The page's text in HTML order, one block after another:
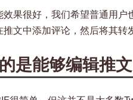
果很好，我们希望普通用
文中添加评论，然后将其转
是能够编辑推